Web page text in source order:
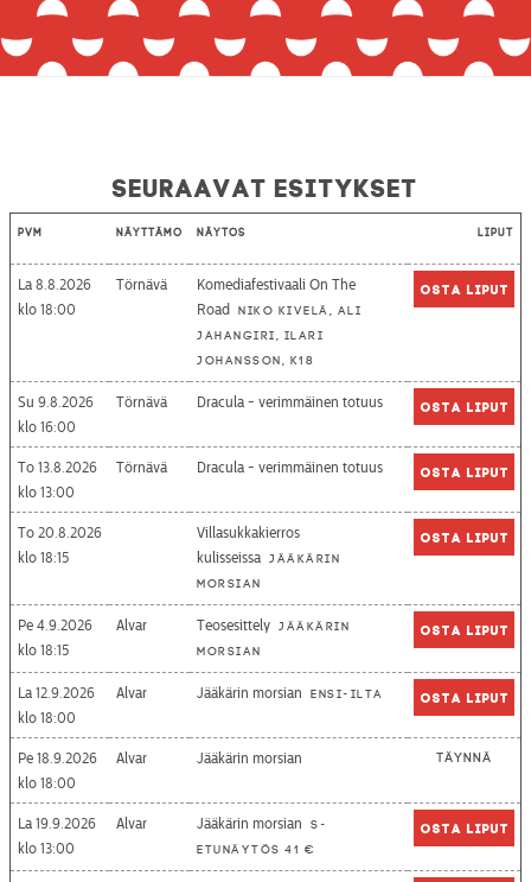
Seuraavat esitykset
Pvm Näyttämö Näytös Liput
La 8.8.2026
18:00
Törnävä
Komediafestivaali On The
Road
Niko Kivelä, Ali
Jahangiri, Ilari
Johansson, K18
Osta liput
Su 9.8.2026
16:00
Törnävä Dracula - verimmäinen totuus Osta liput
To 13.8.2026
13:00
Törnävä Dracula - verimmäinen totuus Osta liput
To 20.8.2026
18:15
Villasukkakierros
kulisseissa Jääkärin
morsian
Osta liput
Pe 4.9.2026
18:15
Alvar Teosesittely Jääkärin
morsian
Osta liput
La 12.9.2026
18:00
Alvar Jääkärin morsian Ensi-ilta Osta liput
Pe 18.9.2026
18:00
Alvar Jääkärin morsian Täynnä
La 19.9.2026
13:00
Alvar Jääkärin morsian
S-
etunäytös 41 €
Osta liput